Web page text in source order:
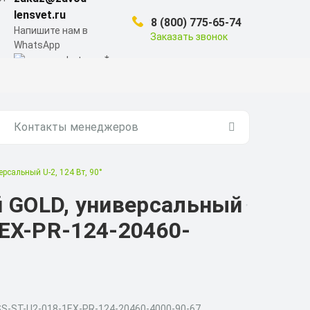
lensvet.ru
Напишите нам в
WhatsApp
8 (800) 775-65-74
Заказать звонок
Контакты менеджеров
U-2, 124 Вт, 90°
универсальный
PR-124-20460-